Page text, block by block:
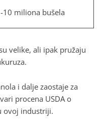
-10 miliona bušela
velike, ali ipak pružaju
i dalje zaostaje za
procena USDA o
ovoj industriji.